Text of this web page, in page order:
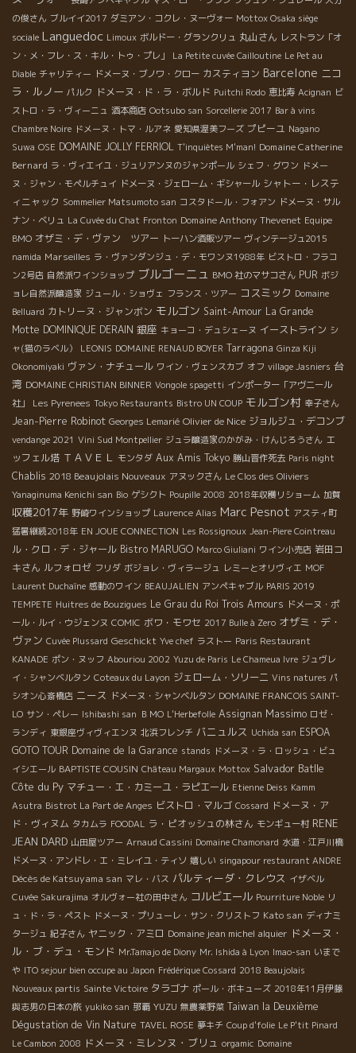
の俊さん ブルイイ2017 ダミアン・コクレ・ヌーヴォー Mottox Osaka siège
sociale Languedoc Limoux ボルドー・グランクリュ 丸山さん レストラン「オ
ン・メ・フレ・ス・キル・トゥ・プレ」
La Petite cuvée Cailloutine Le Pet au
Diable チャリティー ドメーヌ・ブノワ・クロー カスティヨン Barcelone ニコ
ラ・ルノー パルク ドメーヌ・ド・ラ・ボルド Puitchi Rodo 恵比寿 Acignan ビ
ストロ・ラ・ヴィーニュ 酒本商店 Ootsubo san Sorcellerie 2017 Bar à vins
Chambre Noire ドメーヌ・トマ・ルアネ 愛知県渥美フーズ プピーユ Nagano
Suwa OSE DOMAINE JOLLY FERRIOL T'inquiètes M'man! Domaine Catherine
Bernard ラ・ヴィエイユ・ジュリアンヌのジャンポール シェフ・グワン ドメー
ヌ・ジャン・モペルチュイ ドメーヌ・ジェローム・ギシャール シャトー・レステ
ィニャック Sommelier Matsumoto san コスタドール・フォアン ドメーヌ・サル
ナン・ベリュ La Cuvée du Chat Fronton Domaine Anthony Thevenet Equipe
BMO オザミ・デ・ヴァン ツアー トーハン酒販ツアー ヴィンテージュ2015
namida Marseilles ラ・ヴァンダンジュ・デ・モワンヌ1988年 ビストロ・フラコ
ン2号店 自然派ワインショップ ブルゴーニュ BMO 社のマサコさん PUR ボジ
ョレ自然派醸造家 ジュール・ショヴェ フランス・ツアー コスミック Domaine
Belluard カトリーヌ・ジャンボン モルゴン Saint-Amour La Grande
Motte DOMINIQUE DERAIN 銀座 キョーコ・デュシェーヌ イーストライン シ
ャ(猫のラベル）
LEONIS DOMAINE RENAUD BOYER Tarragona Ginza Kiji
Okonomiyaki ヴァン・ナチュール ワイン・ヴェンスカブ オフ village Jasniers 台
湾 DOMAINE CHRISTIAN BINNER Vongole spagetti インポーター「アヴニール
社」
Les Pyrenees Tokyo Restaurants Bistro UN COUP モルゴン村 幸子さん
Jean-Pierre Robinot Georges Lemarié Olivier de Nice ジョルジュ・デコンブ
vendange 2021 Vini Sud Montpellier ジュラ醸造家のかがみ・けんじろうさん エ
ッフェル塔 ＴＡＶＥＬ モンタダ Aux Amis Tokyo 勝山晋作死去 Paris night
Chablis 2018 Beaujolais Nouveaux アヌックさん Le Clos des Oliviers
Yanaginuma Kenichi san Bio ゲシクト Poupille 2008 2018年収穫リショーム 加賀
収穫2017年 野崎ワインショップ Laurence Alias Marc Pesnot アスティ町
猛暑継続2018年 EN JOUE CONNECTION Les Rossignoux Jean-Piere Cointreau
ル・クロ・デ・ジャール Bistro MARUGO Marco Giuliani ワイン小売店 岩田コ
キさん ルフォロゼ フリダ ボジョレ・ヴィラージュ レミーとオリヴィエ MOF
Laurent Duchaîne 感動のワイン BEAUJALIEN アンペキャブル PARIS 2019
TEMPETE Huitres de Bouzigues Le Grau du Roi Trois Amours ドメーヌ・ポ
ール・ルイ・ウジェンヌ COMIC ボワ・モワセ 2017 Bulle à Zero オザミ・デ・
ヴァン Cuvée Plussard Geschickt Yve chef ラストー Paris Restaurant
KANADE ポン・ヌッフ Abouriou 2002 Yuzu de Paris Le Chameua Ivre ジュヴレ
イ・シャンベルタン Coteaux du Layon ジェローム・ソリーニ Vins natures パ
シオン心斎橋店 ニース ドメーヌ・シャンベルタン DOMAINE FRANCOIS SAINT-
LO サン・ペレー Ishibashi san ＢＭО L'Herbefolle Assignan Massimo ロゼ・
ランディ 東銀座ヴィヴィエンヌ 北浜フレンチ バニュルス Uchida san ESPOA
GOTO TOUR Domaine de la Garance stands ドメーヌ・ラ・ロッシュ・ビュ
イシエール BAPTISTE COUSIN Château Margaux Mottox Salvador Batlle
Côte du Py マチュー・エ・カミーユ・ラピエール Etienne Deiss Kamm
Asutra Bistrot La Part de Anges ビストロ・マルゴ Cossard ドメーヌ・ア
ド・ヴィヌム タカムラ FOODAL ラ・ピオッシュの林さん モンギュー村 RENE
JEAN DARD 山田屋ツアー Arnaud Cassini Domaine Chamonard 水道・江戸川橋
ドメーヌ・アンドレ・エ・ミレイユ・ティソ 嬉しい singapour restaurant ANDRE
Décès de Katsuyama san マレ・バス パルティーダ・クレウス イザベル
Cuvée Sakurajima オルヴォー社の田中さん コルビエール Pourriture Noble リ
ュ・ド・ラ・ペスト ドメーヌ・プリューレ・サン・クリストフ Kato san ディナミ
タージュ 紀子さん ヤニック・アミロ Domaine jean michel alquier ドメーヌ・
ル・ブ・デュ・モンド Mr.Tamajo de Diony Mr. Ishida à Lyon Imao-san いまで
や ITO sejour bien occupe au Japon Frédérique Cossard 2018 Beaujolais
Nouveaux partis Sainte Victoire タラゴナ ポール・ボキューズ 2018年11月伊藤
與志男の日本の旅 yukiko san 那覇 YUZU 無農薬野菜 Taiwan la Deuxième
Dégustation de Vin Nature TAVEL ROSE 夢キチ Coup d'folie Le P'tit Pinard
Le Cambon 2008 ドメーヌ・ミレンヌ・ブリュ orgamic Domaine